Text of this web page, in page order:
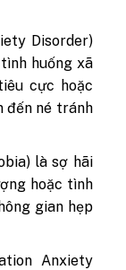
Disorder)
huống xã
cực hoặc
đến né tránh
là sợ hãi
hoặc tình
gian hẹp
Anxiety